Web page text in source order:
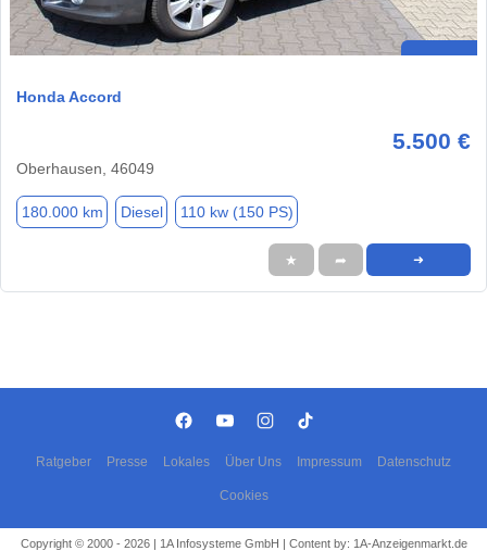
Honda Accord
5.500 €
Oberhausen, 46049
180.000 km Diesel 110 kw (150 PS)
★ ➦ ➜
Ratgeber Presse Lokales Über Uns Impressum Datenschutz
Cookies
Copyright © 2000 - 2026 | 1A Infosysteme GmbH | Content by: 1A-Anzeigenmarkt.de